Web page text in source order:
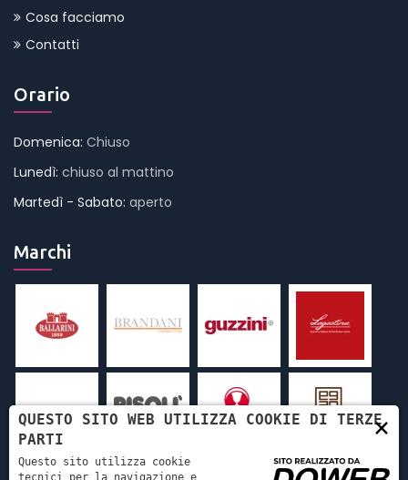
Cosa facciamo
Contatti
Orario
Domenica: Chiuso
Lunedì: chiuso al mattino
Martedì - Sabato: aperto
Marchi
×
QUESTO SITO WEB UTILIZZA COOKIE DI TERZE
PARTI
Questo sito utilizza cookie
tecnici per la navigazione e